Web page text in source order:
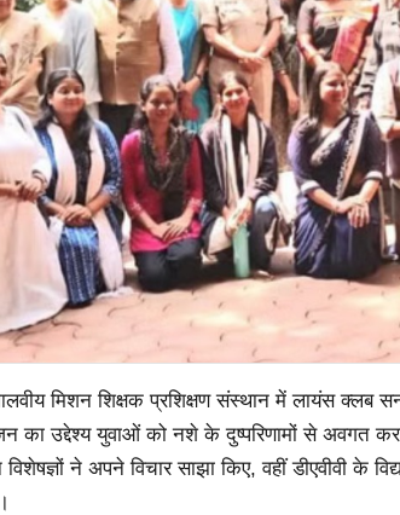
मिशन शिक्षक प्रशिक्षण संस्थान में लायंस क्लब
का उद्देश्य युवाओं को नशे के दुष्परिणामों से अवगत
ने अपने विचार साझा किए, वहीं डीएवीवी के